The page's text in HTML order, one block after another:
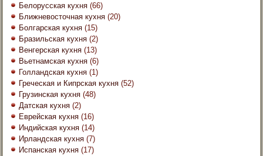
Белорусская кухня (66)
Ближневосточная кухня (20)
Болгарская кухня (15)
Бразильская кухня (2)
Венгерская кухня (13)
Вьетнамская кухня (6)
Голландская кухня (1)
Греческая и Кипрская кухня (52)
Грузинская кухня (48)
Датская кухня (2)
Еврейская кухня (16)
Индийская кухня (14)
Ирландская кухня (7)
Испанская кухня (17)